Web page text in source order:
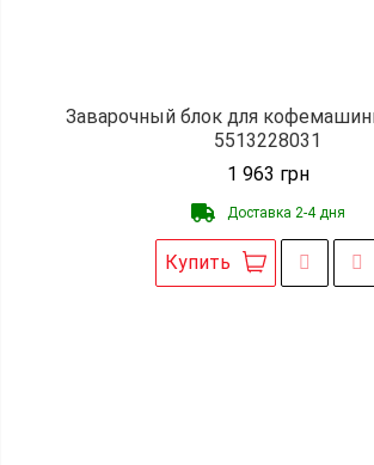
Заварочный блок для
5513228031
1 963 грн
Доставка 2-4 дня
Купить